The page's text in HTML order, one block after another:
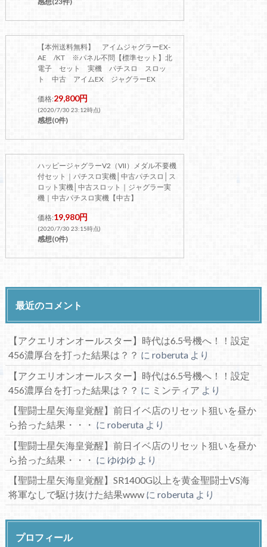
【本州送料無料】 アイムジャグラーEX-
AE /KT ※パネル不問【標準セット】北
電子 セット 実機 パチスロ スロッ
ト 中古 アイムEX ジャグラーEX
価格:29,800円
(2020/7/30 23:12時点)
感想(0件)
ハッピージャグラーV2（VII）メダル不要機
付セット｜パチスロ実機│中古パチスロ│ス
ロット実機│中古スロット｜ジャグラー実
機｜中古パチスロ実機【中古】
価格:19,980円
(2020/7/30 23:15時点)
感想(0件)
最近のコメント
【アクエリオンオールスター】時代は6.5号機へ！！設定
456濃厚台を打った結果は？？ に roberutaより
【アクエリオンオールスター】時代は6.5号機へ！！設定
456濃厚台を打った結果は？？ に ミンティア より
【聖闘士星矢海皇覚醒】前日イベ店のリセット狙いを昼か
ら拾った結果・・・ に roberutaより
【聖闘士星矢海皇覚醒】前日イベ店のリセット狙いを昼か
ら拾った結果・・・ に ゆゆゆ より
【聖闘士星矢海皇覚醒】SR1400G以上を黄金聖闘士VS海
将軍なしで駆け抜けた結果wwwに roberutaより
プロフィール